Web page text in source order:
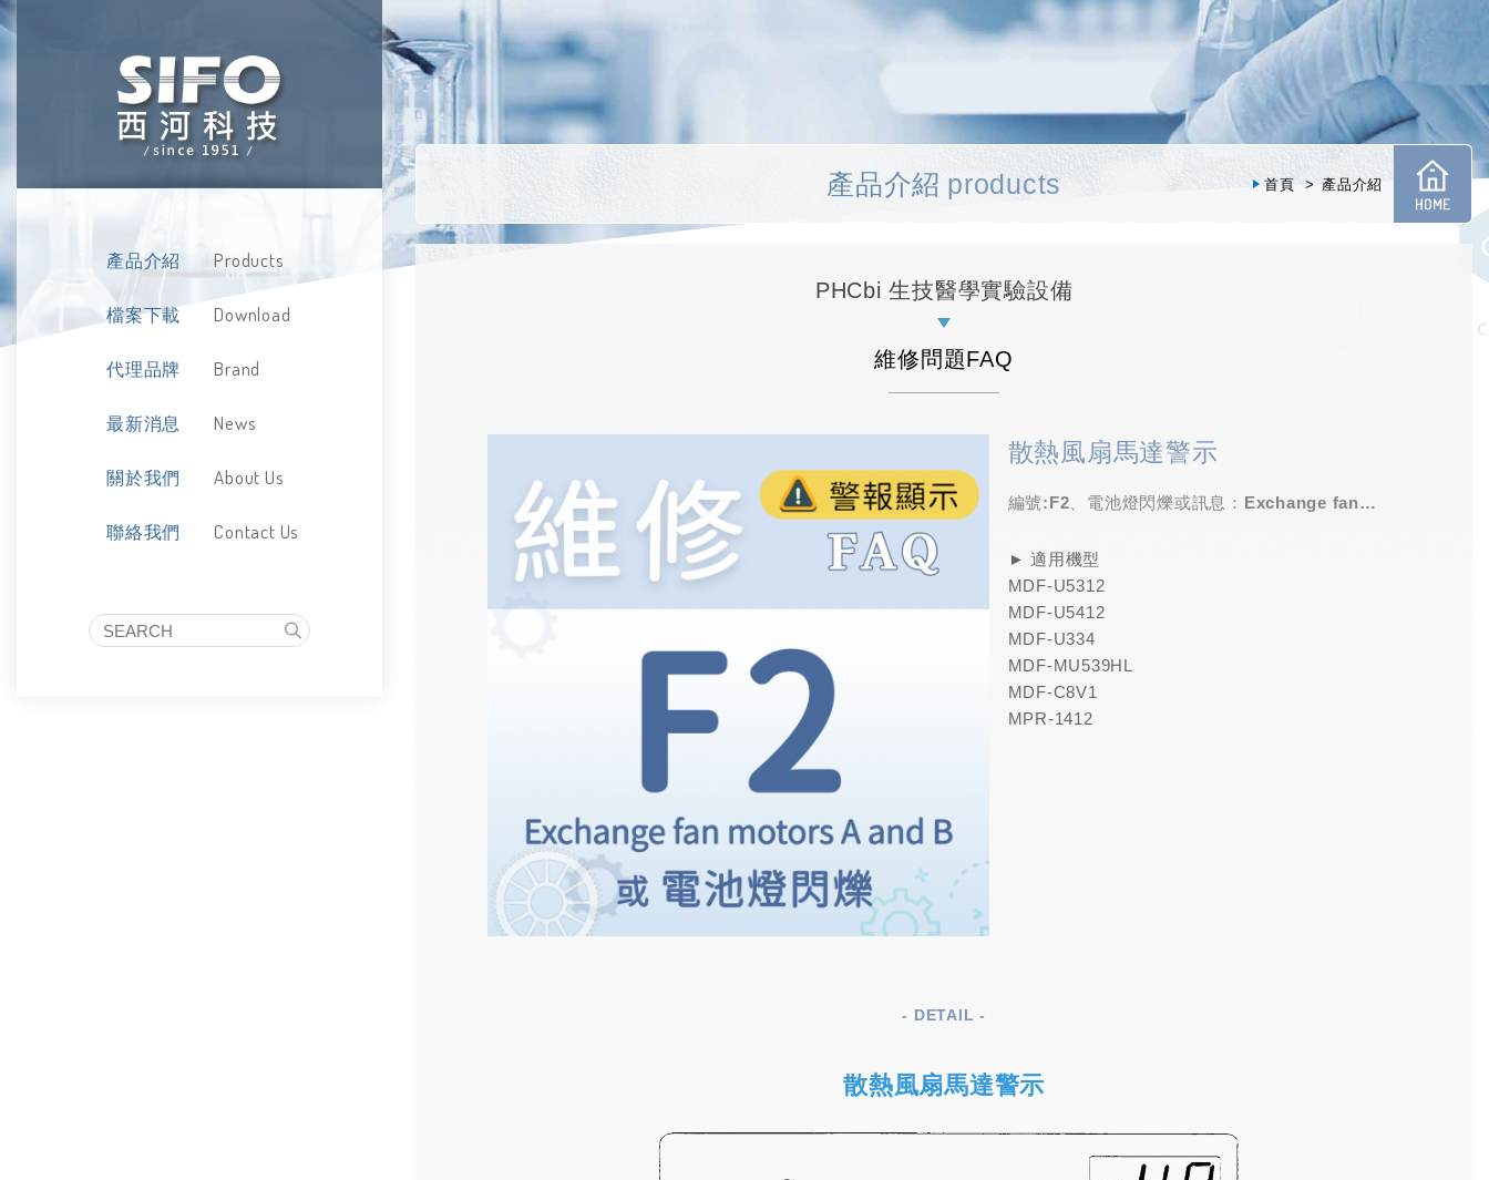
產品介紹 Products
檔案下載 Download
代理品牌 Brand
最新消息 News
關於我們 About Us
聯絡我們 Contact Us
首頁 產品介紹
產品介紹 products
PHCbi 生技醫學實驗設備
維修問題FAQ
散熱風扇馬達警示
編號:F2、電池燈閃爍或訊息：Exchange fan
► 適用機型
MDF-U5312
MDF-U5412
MDF-U334
MDF-MU539HL
MDF-C8V1
MPR-1412
- DETAIL -
散熱風扇馬達警示